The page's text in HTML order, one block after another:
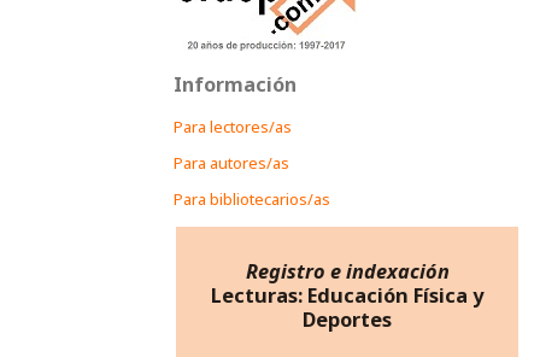
Información
Para lectores/as
Para autores/as
Para bibliotecarios/as
Registro e indexación
Lecturas: Educación Física y
Deportes